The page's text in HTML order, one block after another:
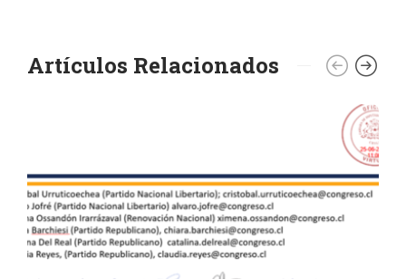
Artículos Relacionados